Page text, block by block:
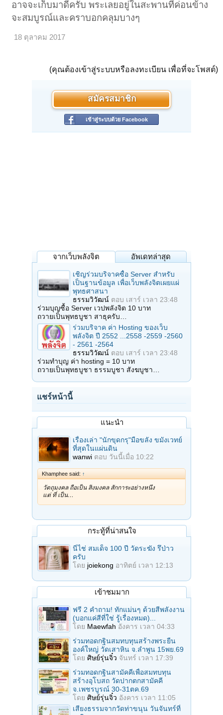
อาจจะเก็บมาดีครับ พระเลยอยู่ในสะพานที่ค่อนข้าง
จะสมบูรณ์และคราบอกคลุมบางๆ
18 ตุลาคม 2017
(คุณต้องเข้าสู่ระบบหรือลงทะเบียน เพื่อที่จะโพสต์)
สมัครสมาชิก
เข้าสู่ระบบด้วย Facebook
จากเว็บพลังจิต อัพเดทล่าสุด
เชิญร่วมบริจาคซื้อ Server สำหรับ
เป็นฐานข้อมูล เพื่อเว็บพลังจิตเผยแผ่
พุทธศาสนา
ธรรมวิวัฒน์ ตอบ เสาร์ เวลา 23:48
ร่วมบุญซื้อ Server เวปพลังจิต 10 บาท
ถวายเป็นพุทธบูชา สาธุครับ…
ร่วมบริจาค ค่า Hosting ของเว็บ
พลังจิต ปี 2552 ...2558 -2559 -2560
- 2561 -2564
ธรรมวิวัฒน์ ตอบ เสาร์ เวลา 23:48
ร่วมทำบุญ ค่า hosting = 10 บาท
ถวายเป็นพุทธบูชา ธรรมบูชา สังฆบูชา…
แชร์หน้านี้
แนะนำ
เรื่องเล่า "นักขุดกรุ"มือขลัง ขมังเวทย์
ที่สุดในแผ่นดิน
wanwi ตอบ วันนี้เมื่อ 10:22
Khamphee said: ↑
วัตถุมงคล ถือเป็น สิ่งมงคล สักการะอย่างหนึ่ง
แต่ ที่ เป็น…
กระทู้ที่น่าสนใจ
นี่ไช่ สมเด็จ 100 ปี วัดระฆัง รึป่าว
ครับ
โดย joiekong อาทิตย์ เวลา 12:13
เข้าชมมาก
ฟรี 2 คำถาม! ทักแม่นๆ ด้วยสีพลังงาน
(บอกแค่สีที่ใช่ รู้เรื่องหมด)...
โดย Maewfah อังคาร เวลา 04:33
ร่วมทอดกฐินสมทบทุนสร้างพระยืน
องค์ใหญ่ วัดเสาหิน จ.ลําพูน 15พย.69
โดย ศิษย์รุ่นจิ๋ว จันทร์ เวลา 17:39
ร่วมทอดกฐินสามัคคีเพื่อสมทบทุน
สร้างอุโบสถ วัดปากตกสามัคคี
จ.เพชรบูรณ์ 30-31ตค.69
โดย ศิษย์รุ่นจิ๋ว อังคาร เวลา 11:05
เสียงธรรมจากวัดท่าขนุน วันจันทร์ที่